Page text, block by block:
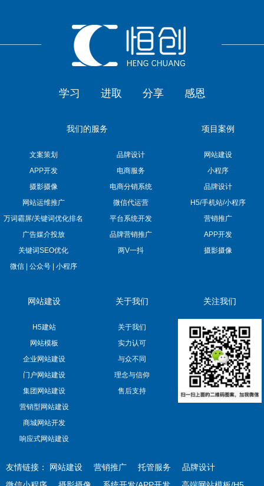
学习 进取 分享 感恩
我们的服务
文案策划
品牌设计
APP开发
电商服务
摄影摄像
电商分销系统
网站运维推广
微信代运营
万词霸屏/关键词优化排名
平台系统开发
广告媒介投放
品牌营销推广
关键词SEO优化
两V一抖
微信 | 公众号 | 小程序
项目案例
网站建设
小程序
品牌设计
H5/手机站/小程序
营销推广
APP开发
摄影摄像
网站建设
H5建站
网站模板
企业网站建设
门户网站建设
集团网站建设
营销型网站建设
商城网站开发
响应式网站建设
关于我们
关于我们
实力认可
与众不同
理念与信仰
售后支持
关注我们
友情链接： 网站建设 营销推广 托管服务
品牌设计